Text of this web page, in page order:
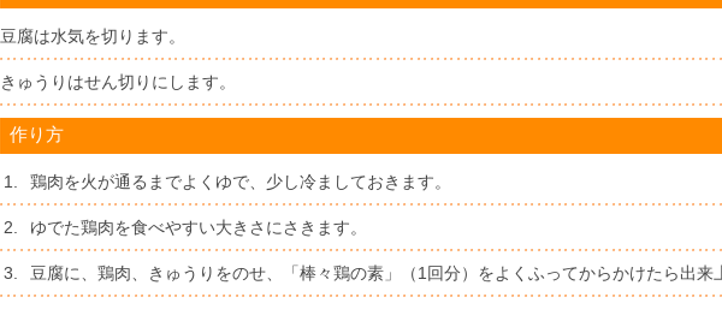
豆腐は水気を切ります。
きゅうりはせん切りにします。
作り方
1. 鶏肉を火が通るまでよくゆで、少し冷ましておきます。
2. ゆでた鶏肉を食べやすい大きさにさきます。
3. 豆腐に、鶏肉、きゅうりをのせ、「棒々鶏の素」（1回分）をよくふってからかけたら出来